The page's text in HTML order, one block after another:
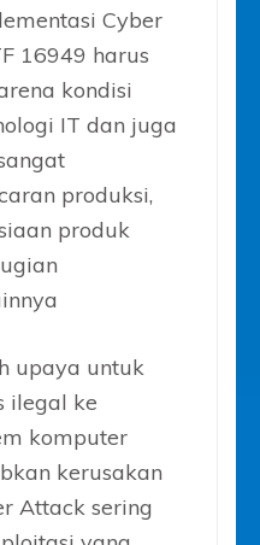
Cyber
16949 harus
kondisi
IT dan juga
produksi,
produk
upaya untuk
ilegal ke
komputer
kerusakan
Attack sering